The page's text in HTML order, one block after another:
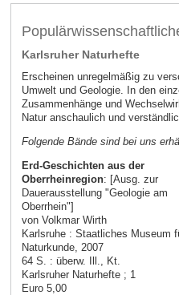
Karlsruher Naturhefte
Erscheinen unregelmäßig zu
Umwelt und Geologie. In den
Zusammenhänge und
Natur anschaulich und
Folgende Bände sind bei uns
Erd-Geschichten aus der
Oberrheinregion: [Ausg. zur
Dauerausstellung "Geologie am
Oberrhein"]
von Volkmar Wirth
Karlsruhe : Staatliches Museum
Naturkunde, 2007
64 S. : überw. Ill., Kt.
Karlsruher Naturhefte ; 1
Euro 5,00